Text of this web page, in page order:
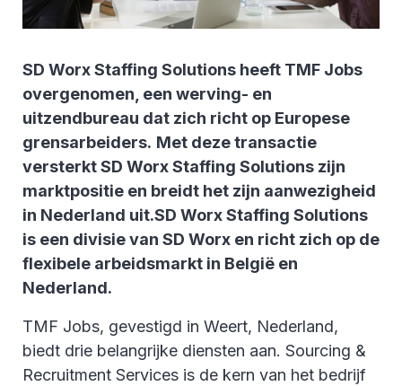
SD Worx Staffing Solutions heeft TMF Jobs
overgenomen, een werving- en
uitzendbureau dat zich richt op Europese
grensarbeiders. Met deze transactie
versterkt SD Worx Staffing Solutions zijn
marktpositie en breidt het zijn aanwezigheid
in Nederland uit.SD Worx Staffing Solutions
is een divisie van SD Worx en richt zich op de
flexibele arbeidsmarkt in België en
Nederland.
TMF Jobs, gevestigd in Weert, Nederland,
biedt drie belangrijke diensten aan. Sourcing &
Recruitment Services is de kern van het bedrijf